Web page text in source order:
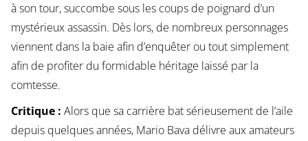
à son tour, succombe sous les coups de poignard d’un
mystérieux assassin. Dès lors, de nombreux personnages
viennent dans la baie afin d’enquêter ou tout simplement
afin de profiter du formidable héritage laissé par la
comtesse.
Critique : Alors que sa carrière bat sérieusement de l’aile
depuis quelques années, Mario Bava délivre aux amateurs